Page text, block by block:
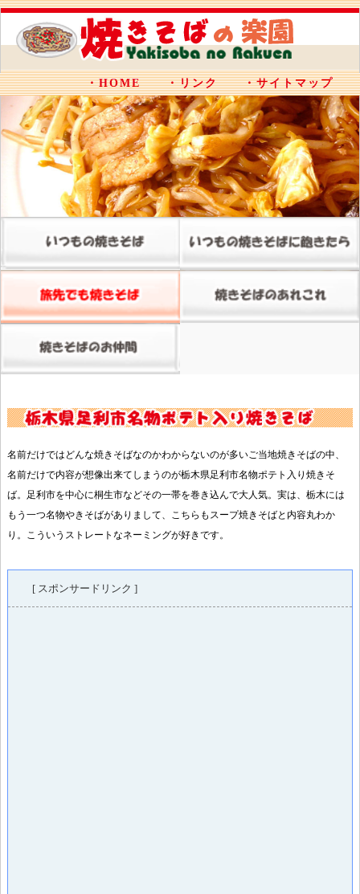
・HOME ・リンク ・サイトマップ
名前だけではどんな焼きそばなのかわからないのが多いご当地焼きそばの中、
名前だけで内容が想像出来てしまうのが栃木県足利市名物ポテト入り焼きそ
ば。足利市を中心に桐生市などその一帯を巻き込んで大人気。実は、栃木には
もう一つ名物やきそばがありまして、こちらもスープ焼きそばと内容丸わか
り。こういうストレートなネーミングが好きです。
[ スポンサードリンク ]